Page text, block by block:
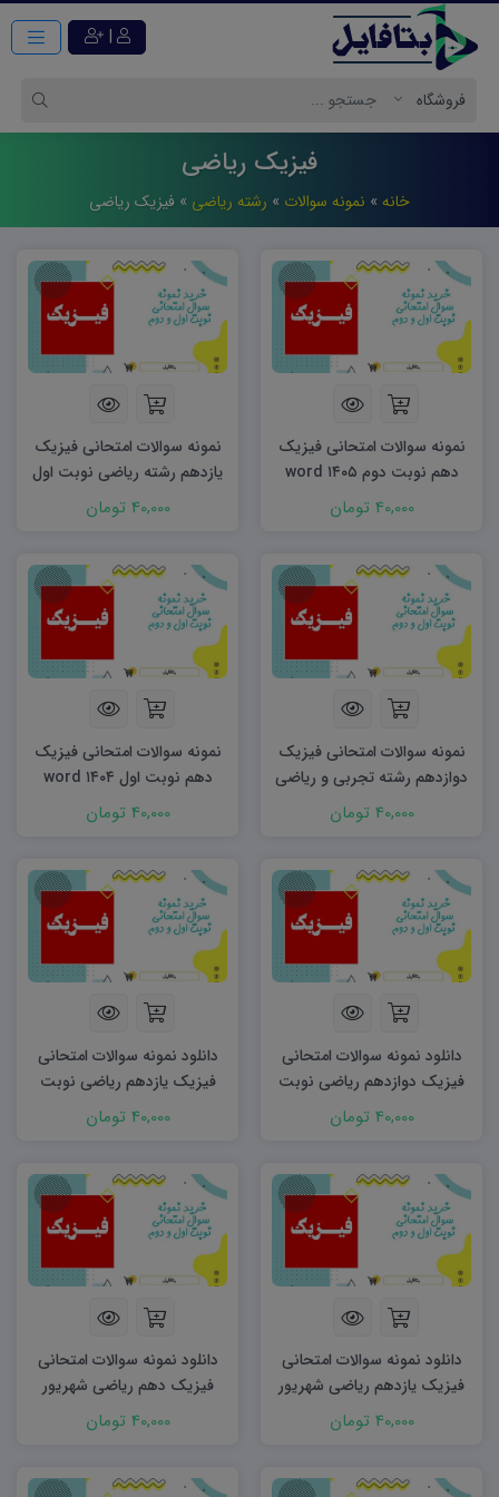
|
فیزیک ریاضی
خانه » نمونه سوالات » رشته ریاضی » فیزیک ریاضی
نمونه سوالات امتحانی فیزیک
دهم نوبت دوم ۱۴۰۵ word
40,000 تومان
نمونه سوالات امتحانی فیزیک
یازدهم رشته ریاضی نوبت اول
۱۴۰۴ word
40,000 تومان
نمونه سوالات امتحانی فیزیک
دوازدهم رشته تجربی و ریاضی
نوبت اول ۱۴۰۴ word
40,000 تومان
نمونه سوالات امتحانی فیزیک
دهم نوبت اول ۱۴۰۴ word
40,000 تومان
دانلود نمونه سوالات امتحانی
فیزیک دوازدهم ریاضی نوبت
40,000 تومان
دانلود نمونه سوالات امتحانی
فیزیک یازدهم ریاضی نوبت
40,000 تومان
دانلود نمونه سوالات امتحانی
فیزیک یازدهم ریاضی شهریور
۱۴۰۳ word
40,000 تومان
دانلود نمونه سوالات امتحانی
فیزیک دهم ریاضی شهریور
۱۴۰۳ word
40,000 تومان